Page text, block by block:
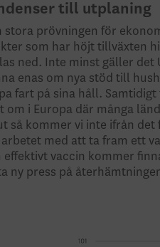
till utplaning
stora prövningen för
som har höjt tillväxten
ned. Inte minst gäller det
enas om nya stöd till
fart på sina håll.
om i Europa där många
så kommer vi inte ifrån
med att ta fram ett
effektivt vaccin kommer
ny press på